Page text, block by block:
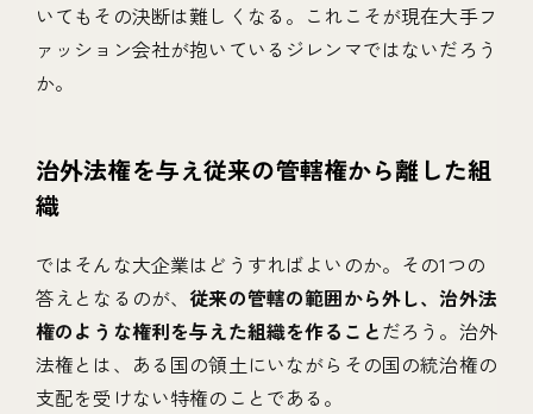
いてもその決断は難しくなる。これこそが現在大手フ
ァッション会社が抱いているジレンマではないだろう
か。
治外法権を与え従来の管轄権から離した組
織
ではそんな大企業はどうすればよいのか。その1つの
答えとなるのが、従来の管轄の範囲から外し、治外法
権のような権利を与えた組織を作ることだろう。治外
法権とは、ある国の領土にいながらその国の統治権の
支配を受けない特権のことである。